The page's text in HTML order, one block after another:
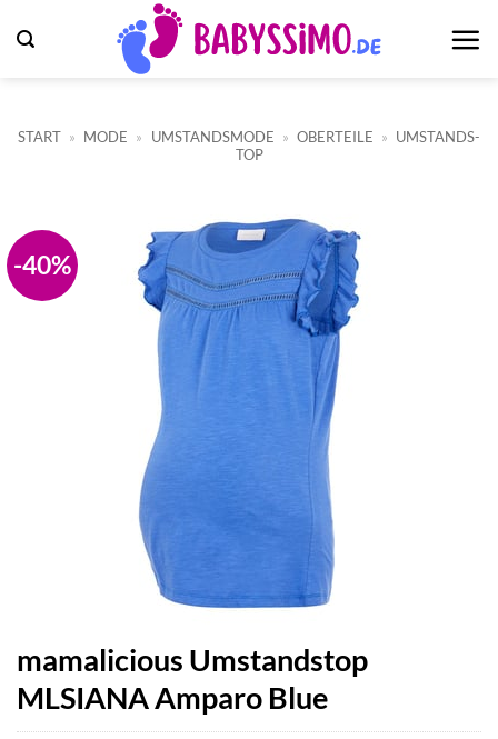
Inhalt
START » MODE » UMSTANDSMODE » OBERTEILE » UMSTANDS-
TOP
-40%
mamalicious Umstandstop
MLSIANA Amparo Blue